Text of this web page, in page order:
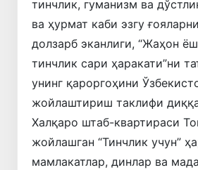
тинчлик, гуманизм ва
ва ҳурмат каби эзгу
долзарб эканлиги, “Жаҳон
тинчлик сари ҳаракати”ни
унинг қароргоҳини
жойлаштириш таклифи
Халқаро штаб-квартираси
жойлашган “Тинчлик учун”
мамлакатлар, динлар ва